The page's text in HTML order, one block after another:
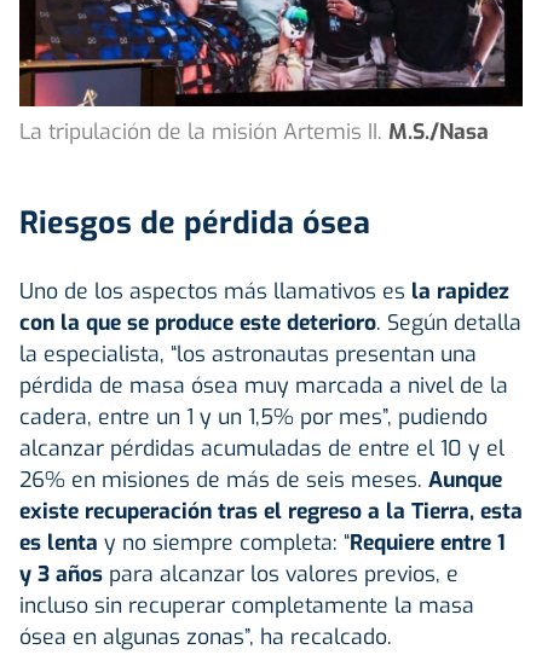
La tripulación de la misión Artemis II. M.S./Nasa
Riesgos de pérdida ósea
Uno de los aspectos más llamativos es la rapidez
con la que se produce este deterioro. Según detalla
la especialista, “los astronautas presentan una
pérdida de masa ósea muy marcada a nivel de la
cadera, entre un 1 y un 1,5% por mes”, pudiendo
alcanzar pérdidas acumuladas de entre el 10 y el
26% en misiones de más de seis meses. Aunque
existe recuperación tras el regreso a la Tierra, esta
es lenta y no siempre completa: “Requiere entre 1
y 3 años para alcanzar los valores previos, e
incluso sin recuperar completamente la masa
ósea en algunas zonas”, ha recalcado.